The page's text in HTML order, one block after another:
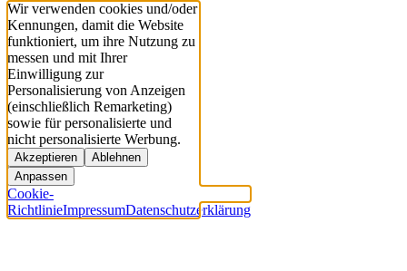
Wir verwenden cookies und/oder
Kennungen, damit die Website
funktioniert, um ihre Nutzung zu
messen und mit Ihrer
Einwilligung zur
Personalisierung von Anzeigen
(einschließlich Remarketing)
sowie für personalisierte und
nicht personalisierte Werbung.
Akzeptieren
Ablehnen
Anpassen
Cookie-
RichtlinieImpressumDatenschutzerklärung